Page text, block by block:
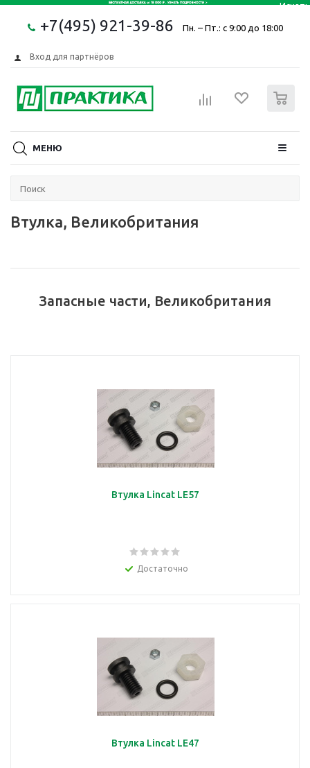
+7(495) 921-39-86 Пн. – Пт.: с 9:00 до 18:00
Вход для партнёров
МЕНЮ
Втулка, Великобритания
Запасные части, Великобритания
Втулка Lincat LE57
Достаточно
Втулка Lincat LE47